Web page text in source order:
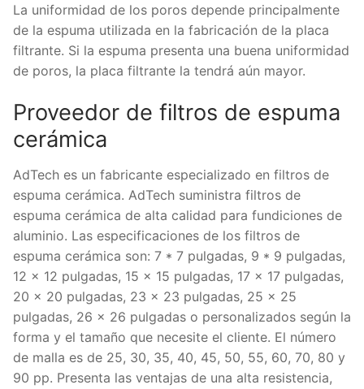
La uniformidad de los poros depende principalmente
de la espuma utilizada en la fabricación de la placa
filtrante. Si la espuma presenta una buena uniformidad
de poros, la placa filtrante la tendrá aún mayor.
Proveedor de filtros de espuma
cerámica
AdTech es un fabricante especializado en filtros de
espuma cerámica. AdTech suministra filtros de
espuma cerámica de alta calidad para fundiciones de
aluminio. Las especificaciones de los filtros de
espuma cerámica son: 7 * 7 pulgadas, 9 * 9 pulgadas,
12 × 12 pulgadas, 15 × 15 pulgadas, 17 × 17 pulgadas,
20 × 20 pulgadas, 23 × 23 pulgadas, 25 × 25
pulgadas, 26 × 26 pulgadas o personalizados según la
forma y el tamaño que necesite el cliente. El número
de malla es de 25, 30, 35, 40, 45, 50, 55, 60, 70, 80 y
90 pp. Presenta las ventajas de una alta resistencia,